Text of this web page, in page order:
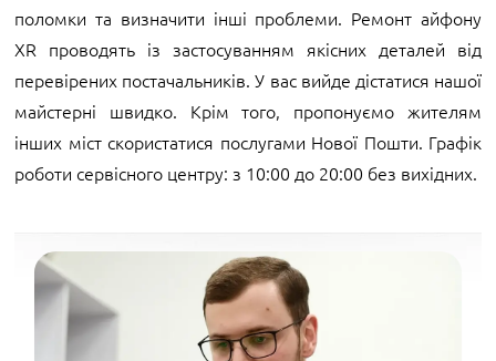
поломки та визначити інші проблеми. Ремонт айфону
XR проводять із застосуванням якісних деталей від
перевірених постачальників. У вас вийде дістатися нашої
майстерні швидко. Крім того, пропонуємо жителям
інших міст скористатися послугами Нової Пошти. Графік
роботи сервісного центру: з 10:00 до 20:00 без вихідних.